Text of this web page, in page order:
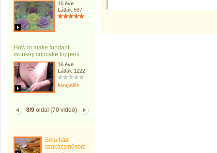
16 éve
Látták:597
How to make fondant
monkey cupcake toppers
16 éve
Látták:1222
kissjudith
8/9oldal (70 videó)
Béla házi
szakácsműsora.